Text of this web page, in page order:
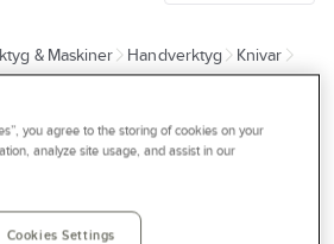
& Maskiner Handverktyg
Knivar
IRONSIDE
Ironside
you agree to the storing of cookies on your
analyze site usage, and assist in our
Cookies Settings